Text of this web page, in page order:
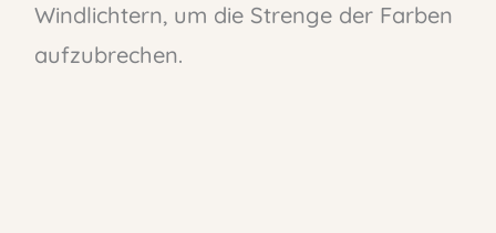
Windlichtern, um die Strenge der Farben
aufzubrechen.